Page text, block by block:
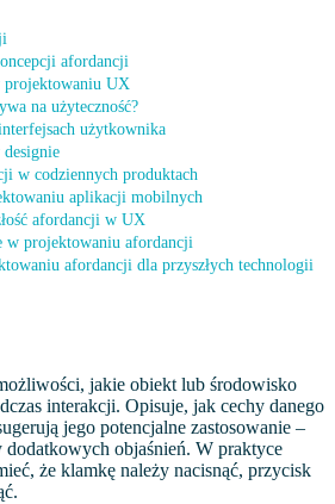
afordancji
projektowaniu UX
na użyteczność?
użytkownika
w codziennych produktach
aplikacji mobilnych
afordancji w UX
w projektowaniu afordancji
afordancji dla przyszłych technologii
jakie obiekt lub środowisko
interakcji. Opisuje, jak cechy danego
jego potencjalne zastosowanie –
objaśnień. W praktyce
że klamkę należy nacisnąć, przycisk